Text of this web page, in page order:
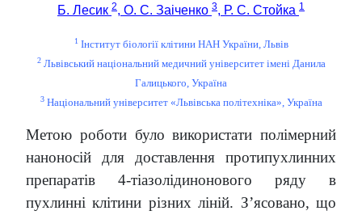
Б. Лесик 2, О. С. Заіченко 3, Р. С. Стойка 1
1 Інститут біології клітини НАН України, Львів
2 Львівський національний медичний університет імені Данила
Галицького, Україна
3Національний університет «Львівська політехніка», Україна
Метою роботи було використати полімерний
наноносій для доставлення протипухлинних
препаратів 4-тіазолідинонового ряду в
пухлинні клітини різних ліній. З’ясовано, що